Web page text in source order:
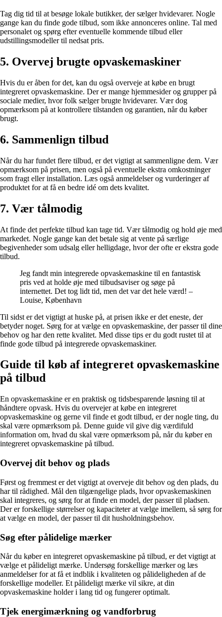
Tag dig tid til at besøge lokale butikker, der sælger hvidevarer. Nogle
gange kan du finde gode tilbud, som ikke annonceres online. Tal med
personalet og spørg efter eventuelle kommende tilbud eller
udstillingsmodeller til nedsat pris.
5. Overvej brugte opvaskemaskiner
Hvis du er åben for det, kan du også overveje at købe en brugt
integreret opvaskemaskine. Der er mange hjemmesider og grupper på
sociale medier, hvor folk sælger brugte hvidevarer. Vær dog
opmærksom på at kontrollere tilstanden og garantien, når du køber
brugt.
6. Sammenlign tilbud
Når du har fundet flere tilbud, er det vigtigt at sammenligne dem. Vær
opmærksom på prisen, men også på eventuelle ekstra omkostninger
som fragt eller installation. Læs også anmeldelser og vurderinger af
produktet for at få en bedre idé om dets kvalitet.
7. Vær tålmodig
At finde det perfekte tilbud kan tage tid. Vær tålmodig og hold øje med
markedet. Nogle gange kan det betale sig at vente på særlige
begivenheder som udsalg eller helligdage, hvor der ofte er ekstra gode
tilbud.
Jeg fandt min integrerede opvaskemaskine til en fantastisk
pris ved at holde øje med tilbudsaviser og søge på
internettet. Det tog lidt tid, men det var det hele værd! –
Louise, København
Til sidst er det vigtigt at huske på, at prisen ikke er det eneste, der
betyder noget. Sørg for at vælge en opvaskemaskine, der passer til dine
behov og har den rette kvalitet. Med disse tips er du godt rustet til at
finde gode tilbud på integrerede opvaskemaskiner.
Guide til køb af integreret opvaskemaskine
på tilbud
En opvaskemaskine er en praktisk og tidsbesparende løsning til at
håndtere opvask. Hvis du overvejer at købe en integreret
opvaskemaskine og gerne vil finde et godt tilbud, er der nogle ting, du
skal være opmærksom på. Denne guide vil give dig værdifuld
information om, hvad du skal være opmærksom på, når du køber en
integreret opvaskemaskine på tilbud.
Overvej dit behov og plads
Først og fremmest er det vigtigt at overveje dit behov og den plads, du
har til rådighed. Mål den tilgængelige plads, hvor opvaskemaskinen
skal integreres, og sørg for at finde en model, der passer til pladsen.
Der er forskellige størrelser og kapaciteter at vælge imellem, så sørg for
at vælge en model, der passer til dit husholdningsbehov.
Søg efter pålidelige mærker
Når du køber en integreret opvaskemaskine på tilbud, er det vigtigt at
vælge et pålideligt mærke. Undersøg forskellige mærker og læs
anmeldelser for at få et indblik i kvaliteten og pålideligheden af de
forskellige modeller. Et pålideligt mærke vil sikre, at din
opvaskemaskine holder i lang tid og fungerer optimalt.
Tjek energimærkning og vandforbrug